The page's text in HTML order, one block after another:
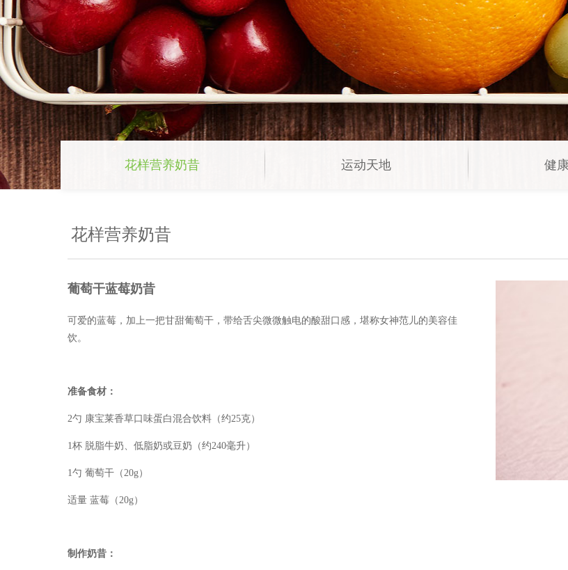
花样营养奶昔 运动天地 健
花样营养奶昔
葡萄干蓝莓奶昔
可爱的蓝莓，加上一把甘甜葡萄干，带给舌尖微微触电的酸甜口感，堪称女神范儿的美容佳
饮。
准备食材：
2勺 康宝莱香草口味蛋白混合饮料（约25克）
1杯 脱脂牛奶、低脂奶或豆奶（约240毫升）
1勺 葡萄干（20g）
适量 蓝莓（20g）
制作奶昔：